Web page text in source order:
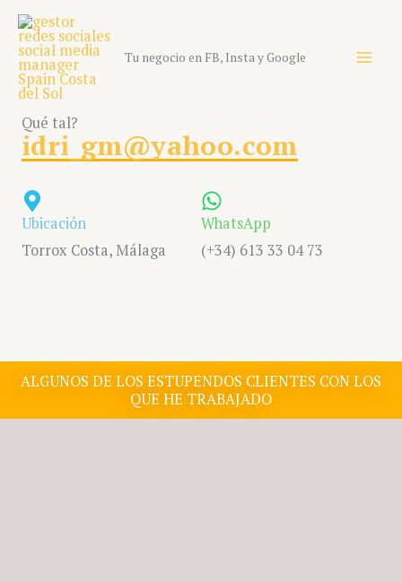
Skip
content
Tu negocio en FB, Insta y Google
Qué tal?
idri_gm@yahoo.com
Ubicación
Torrox Costa, Málaga
WhatsApp
(+34) 613 33 04 73
ALGUNOS DE LOS ESTUPENDOS CLIENTES CON LOS
QUE HE TRABAJADO